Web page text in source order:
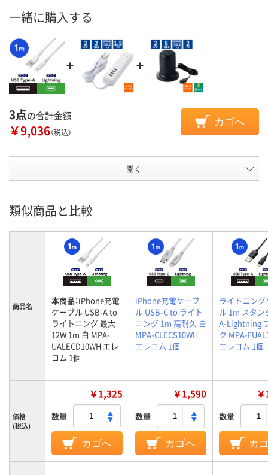
一緒に購入する
3点の合計金額
￥9,036（税込）
カゴへ
開く
類似商品と比較
商品名 本商品：iPhone充電
ケーブル USB-A to
ライトニング 最大
12W 1m 白 MPA-
UALECD10WH エレ
コム 1個
iPhone充電ケーブ
ル USB-C to ライト
ニング 1m 高耐久 白
MPA-CLECS10WH
エレコム 1個
ライトニン
ル 1m スタン
A-Lightning
ク MPA-
エレコム 1個
価格
(税込)
￥1,325
数量
カゴへ
￥1,590
数量
カゴへ
数量
カ